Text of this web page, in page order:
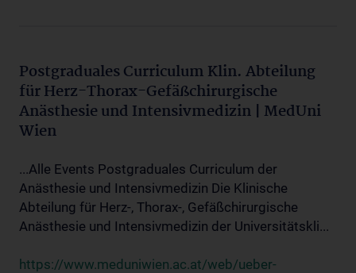
Postgraduales Curriculum Klin. Abteilung
für Herz-Thorax-Gefäßchirurgische
Anästhesie und Intensivmedizin | MedUni
Wien
...Alle Events Postgraduales Curriculum der
Anästhesie und Intensivmedizin Die Klinische
Abteilung für Herz-, Thorax-, Gefäßchirurgische
Anästhesie und Intensivmedizin der Universitätskli...
https://www.meduniwien.ac.at/web/ueber-